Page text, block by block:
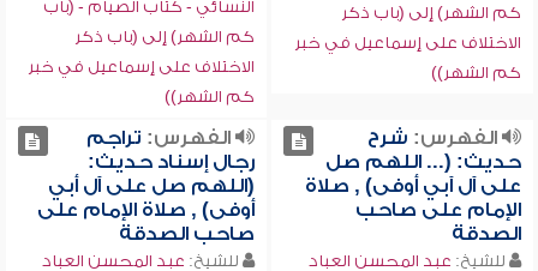
كم الشهر) إلى (باب ذكر
الاختلاف على إسماعيل في خبر
كم الشهر))
النسائي - كتاب الصيام - (باب
كم الشهر) إلى (باب ذكر
الاختلاف على إسماعيل في خبر
كم الشهر))
الفهرس: شرح
حديث: (... اللهم صل
على آل آبي أوفى) , صلاة
الإمام على صاحب
الصدقة
للشيخ: عبد المحسن العباد
الفهرس: تراجم
رجال إسناد حديث:
(اللهم صل على آل أبي
أوفى) , صلاة الإمام على
صاحب الصدقة
للشيخ: عبد المحسن العباد